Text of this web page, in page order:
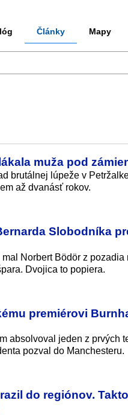
Články Mapy
muža pod
brutálnej lúpeže v
až dvanásť rokov.
Slobodníka
Norbert Bödör z
Dvojica to popiera.
premiérovi
absolvoval jeden z prvých
pozval do Manchesteru.
do regiónov.